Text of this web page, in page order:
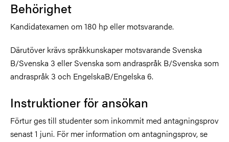
Behörighet
Kandidatexamen om 180 hp eller motsvarande.
Därutöver krävs språkkunskaper motsvarande Svenska
B/Svenska 3 eller Svenska som andraspråk B/Svenska som
andraspråk 3 och EngelskaB/Engelska 6.
Instruktioner för ansökan
Förtur ges till studenter som inkommit med antagningsprov
senast 1 juni. För mer information om antagningsprov, se